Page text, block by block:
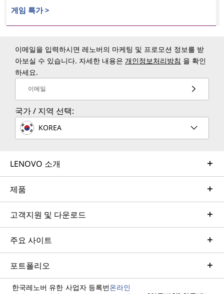
게임 특가 >
이메일을 입력하시면 레노버의 마케팅 및 프로모션 정보를 받
아보실 수 있습니다. 자세한 내용은 개인정보처리방침 을 확인
하세요.
이메일
국가 / 지역 선택:
KOREA
LENOVO 소개
제품
고객지원 및 다운로드
주요 사이트
포트폴리오
한국레노버 유한 사업자 등록번온라인